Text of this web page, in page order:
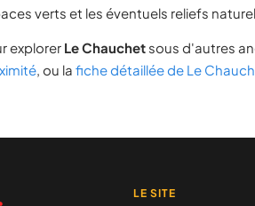
verts et les éventuels reliefs
explorer Le Chauchet sous d'autres
, ou la fiche détaillée de Le
LE SITE